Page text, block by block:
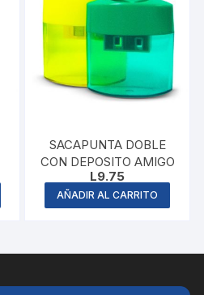
SACAPUNTA DOBLE
CON DEPOSITO AMIGO
L9.75
AÑADIR AL CARRITO